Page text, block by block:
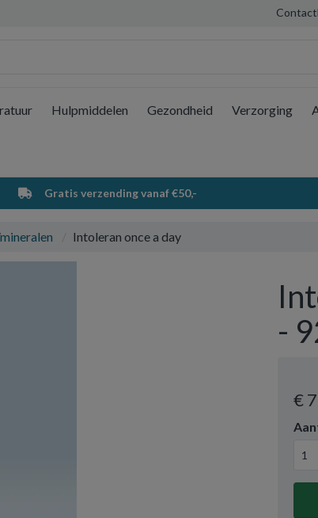
Contact
Hulpmiddelen Gezondheid Verzorging
Gratis verzending vanaf €50,-
Intoleran once a day
-
€